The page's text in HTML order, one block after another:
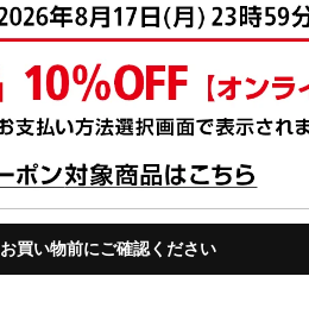
お買い物前にご確認ください